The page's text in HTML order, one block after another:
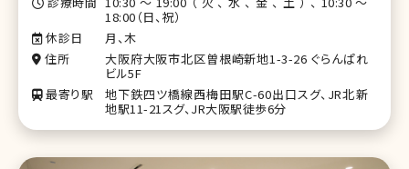
18:00（日、祝）
休診日
月、木
住所
大阪府大阪市北区曽根崎新地1-3-26 ぐらんぱれ
ビル5F
最寄り駅
地下鉄四ツ橋線西梅田駅C-60出口スグ、JR北新
地駅11-21スグ、JR大阪駅徒歩6分